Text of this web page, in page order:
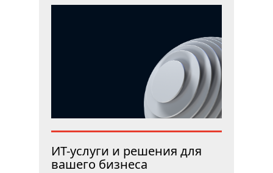
ИТ-услуги и решения для
вашего бизнеса